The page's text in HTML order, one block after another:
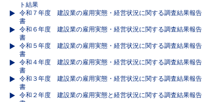
ト結果
令和７年度 建設業の雇用実態・経営状況に関する調査結果報告
書
令和６年度 建設業の雇用実態・経営状況に関する調査結果報告
書
令和５年度 建設業の雇用実態・経営状況に関する調査結果報告
書
令和４年度 建設業の雇用実態・経営状況に関する調査結果報告
書
令和３年度 建設業の雇用実態・経営状況に関する調査結果報告
書
令和２年度 建設業の雇用実態と経営状況に関する調査結果報告